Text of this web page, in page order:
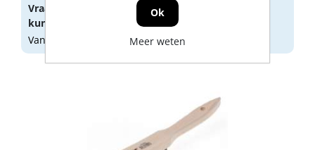
Vraag een
aan oflog in
kunnen zien.
Vandaag besteld, morgen geleverd
Ok
Meer weten